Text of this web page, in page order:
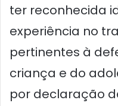
ter reconhecida
experiência no
pertinentes à
criança e do
por declaração